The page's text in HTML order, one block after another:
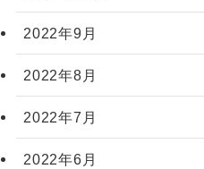
2022年9月
2022年8月
2022年7月
2022年6月